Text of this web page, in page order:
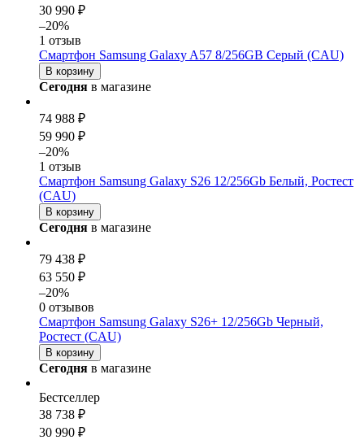
30 990 ₽
–20%
1 отзыв
Смартфон Samsung Galaxy A57 8/256GB Серый (CAU)
В корзину
Сегодня в магазине
74 988 ₽
59 990 ₽
–20%
1 отзыв
Смартфон Samsung Galaxy S26 12/256Gb Белый, Ростест
(CAU)
В корзину
Сегодня в магазине
79 438 ₽
63 550 ₽
–20%
0 отзывов
Смартфон Samsung Galaxy S26+ 12/256Gb Черный,
Ростест (CAU)
В корзину
Сегодня в магазине
Бестселлер
38 738 ₽
30 990 ₽